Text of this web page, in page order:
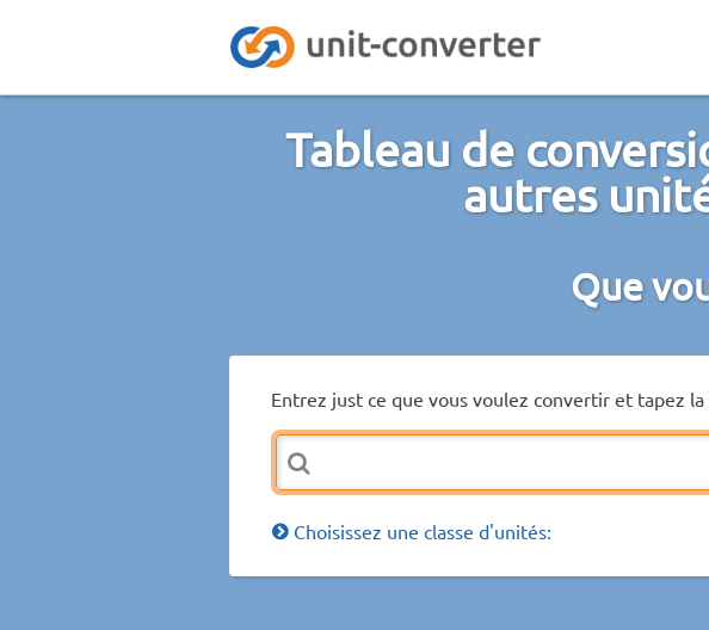
Tableau de
autres
Que
Entrez just ce que vous voulez convertir et tapez la
Choisissez une classe d'unités: